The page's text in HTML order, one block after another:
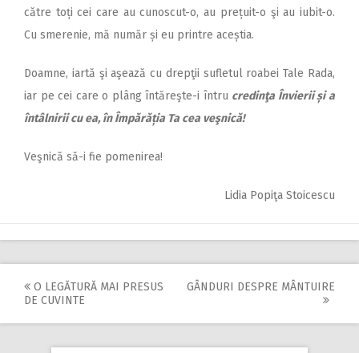
către toți cei care au cunoscut-o, au prețuit-o şi au iubit-o.
Cu smerenie, mă număr și eu printre aceștia.
Doamne, iartă şi aşează cu drepţii sufletul roabei Tale Rada,
iar pe cei care o plâng întăreşte-i întru credinţa Învierii și a
întâlnirii cu ea, în Împărăția Ta cea veşnică!
Veşnică să-i fie pomenirea!
Lidia Popiţa Stoicescu
Post
navigation
O LEGĂTURĂ MAI PRESUS
DE CUVINTE
GÂNDURI DESPRE MÂNTUIRE